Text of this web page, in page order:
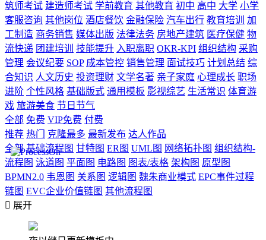
筑师考试 建造师考试 学前教育 其他教育 初中 高中 大学 小学
客服咨询 其他岗位 酒店餐饮 金融保险 汽车出行 教育培训
加
工制造 商务销售 媒体出版 法律法务 房地产建筑 医疗保健 物
流快递 团建培训 技能提升 入职离职 OKR-KPI 组织结构 采购
管理 会议纪要 SOP 成本管控 销售管理 面试技巧 计划总结 综
合知识 人文历史 投资理财 文学名著 亲子家庭 心理成长 职场
进阶 个性风格 基础版式 通用模板 影视综艺 生活常识 体育游
戏 旅游美食 节日节气
全部 免费 VIP免费 付费
推荐 热门 克隆最多 最新发布 达人作品
全部 基础流程图 甘特图 ER图 UML图 网络拓扑图 组织结构-
流程图 泳道图 平面图 电路图 图表/表格 架构图 原型图
BPMN2.0 韦恩图 关系图 逻辑图 魏朱商业模式 EPC事件过程
链图 EVC企业价值链图 其他流程图
 展开